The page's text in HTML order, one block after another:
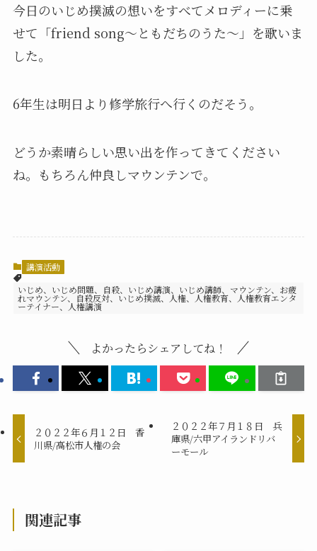
今日のいじめ撲滅の想いをすべてメロディーに乗
せて「friend song～ともだちのうた～」を歌いま
した。
6年生は明日より修学旅行へ行くのだそう。
どうか素晴らしい思い出を作ってきてください
ね。もちろん仲良しマウンテンで。
講演活動
いじめ、いじめ問題、自殺、いじめ講演、いじめ講師、マウンテン、お疲
れマウンテン、自殺反対、いじめ撲滅、人権、人権教育、人権教育エンタ
ーテイナー、人権講演
よかったらシェアしてね！
２０２２年６月１２日 香
川県/高松市人権の会
２０２２年７月１８日 兵
庫県/六甲アイランドリバ
ーモール
関連記事